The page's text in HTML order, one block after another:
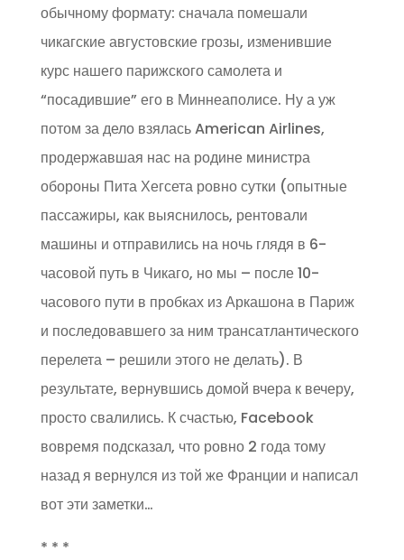
обычному формату: сначала помешали
чикагские августовские грозы, изменившие
курс нашего парижского самолета и
“посадившие” его в Миннеаполисе. Ну а уж
потом за дело взялась American Airlines,
продержавшая нас на родине министра
обороны Пита Хегсета ровно сутки (опытные
пассажиры, как выяснилось, рентовали
машины и отправились на ночь глядя в 6-
часовой путь в Чикаго, но мы – после 10-
часового пути в пробках из Аркашона в Париж
и последовавшего за ним трансатлантического
перелета – решили этого не делать). В
результате, вернувшись домой вчера к вечеру,
просто свалились. К счастью, Facebook
вовремя подсказал, что ровно 2 года тому
назад я вернулся из той же Франции и написал
вот эти заметки…
* * *